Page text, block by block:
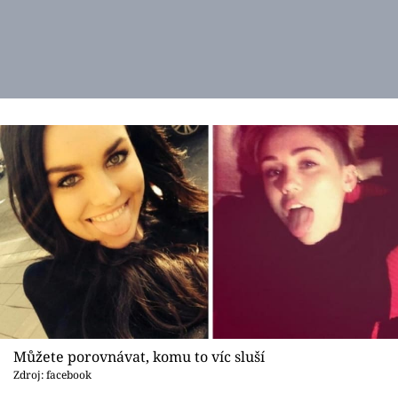
Můžete porovnávat, komu to víc sluší
Zdroj: facebook